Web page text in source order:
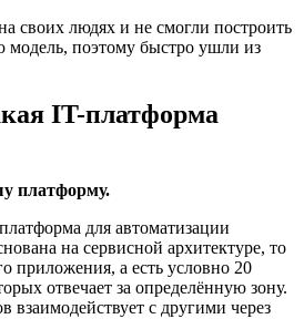
своих людях и не смогли построить
модель, поэтому быстро ушли из
IT-платформа
платформу.
для автоматизации
на сервисной архитектуре, то
приложения, а есть условно 20
отвечает за определённую зону.
взаимодействует с другими через